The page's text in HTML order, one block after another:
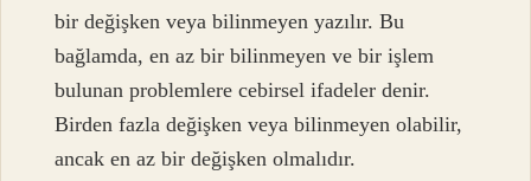
bir değişken veya bilinmeyen yazılır. Bu
bağlamda, en az bir bilinmeyen ve bir işlem
bulunan problemlere cebirsel ifadeler denir.
Birden fazla değişken veya bilinmeyen olabilir,
ancak en az bir değişken olmalıdır.